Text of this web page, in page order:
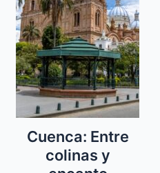
Cuenca: Entre
colinas y